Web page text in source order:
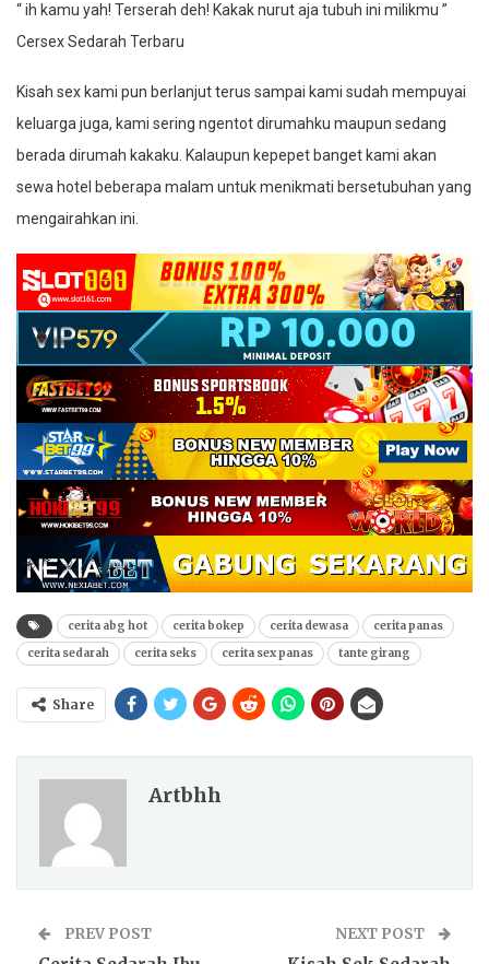
“ ih kamu yah! Terserah deh! Kakak nurut aja tubuh ini milikmu ”
Cersex Sedarah Terbaru
Kisah sex kami pun berlanjut terus sampai kami sudah mempuyai
keluarga juga, kami sering ngentot dirumahku maupun sedang
berada dirumah kakaku. Kalaupun kepepet banget kami akan
sewa hotel beberapa malam untuk menikmati bersetubuhan yang
mengairahkan ini.
cerita abg hot cerita bokep cerita dewasa
cerita panas
cerita sedarah
cerita seks cerita sex panas tante girang
Share
Artbhh
PREV POST NEXT POST